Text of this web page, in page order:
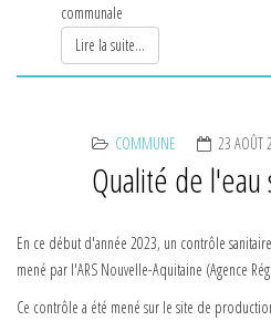
communale
Lire la suite...
COMMUNE 23 AOÛT
Qualité de l'eau
En ce début d'année 2023, un contrôle
mené par l'ARS Nouvelle-Aquitaine (Agence
Ce contrôle a été mené sur le site de